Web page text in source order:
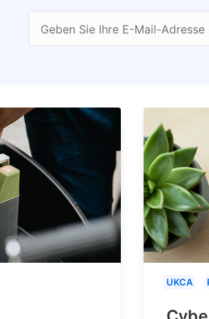
Geben Sie Ihre E-Mail-Adresse
UKCA